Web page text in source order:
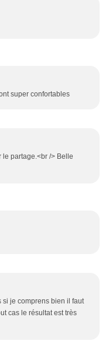
super confortables
le partage.<br /> Belle
si je comprens bien il faut
cas le résultat est très